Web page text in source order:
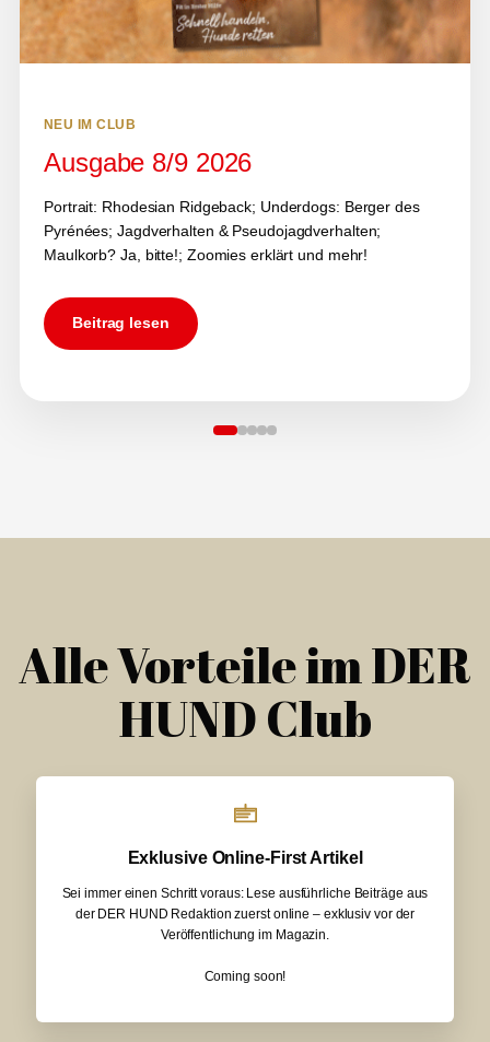
NEU IM CLUB
Ausgabe 8/9 2026
Portrait: Rhodesian Ridgeback; Underdogs: Berger des
Pyrénées; Jagdverhalten & Pseudojagdverhalten;
Maulkorb? Ja, bitte!; Zoomies erklärt und mehr!
Beitrag lesen
Alle Vorteile im DER
HUND Club
Exklusive Online-First Artikel
Sei immer einen Schritt voraus: Lese ausführliche Beiträge aus
der DER HUND Redaktion zuerst online – exklusiv vor der
Veröffentlichung im Magazin.
Coming soon!